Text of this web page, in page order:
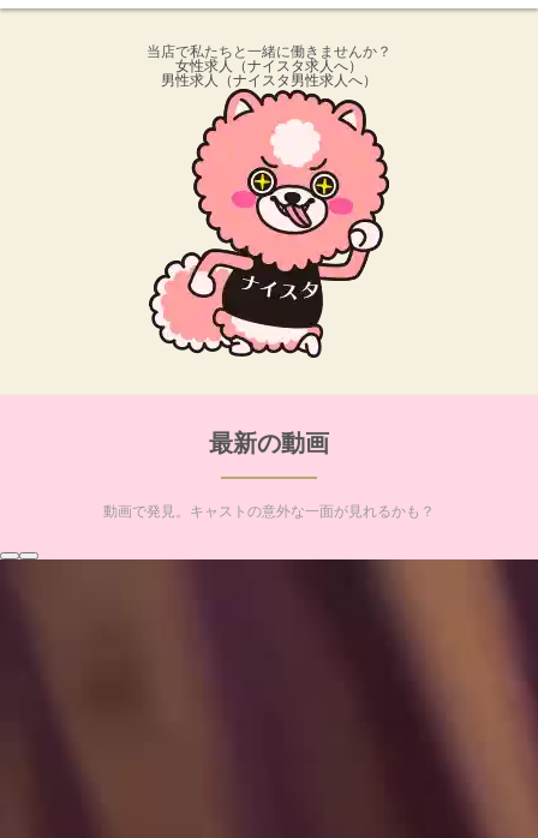
当店で私たちと一緒に働きませんか？
女性求人
（ナイスタ求人へ）
男性求人
（ナイスタ男性求人へ）
最新の動画
動画で発見。キャストの意外な一面が見れるかも？